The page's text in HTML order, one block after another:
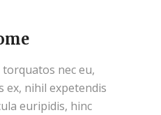
nec eu,
ex, nihil expetendis
euripidis, hinc